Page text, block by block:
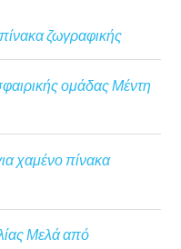
ζωγραφικής
ομάδας Μέντη
χαμένο πίνακα
Μελά από